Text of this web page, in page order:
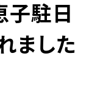
子駐日
ました